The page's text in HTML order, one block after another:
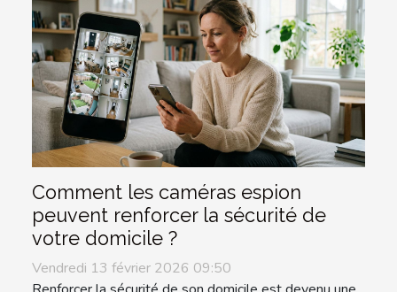
Comment les caméras espion
peuvent renforcer la sécurité de
votre domicile ?
Vendredi 13 février 2026 09:50